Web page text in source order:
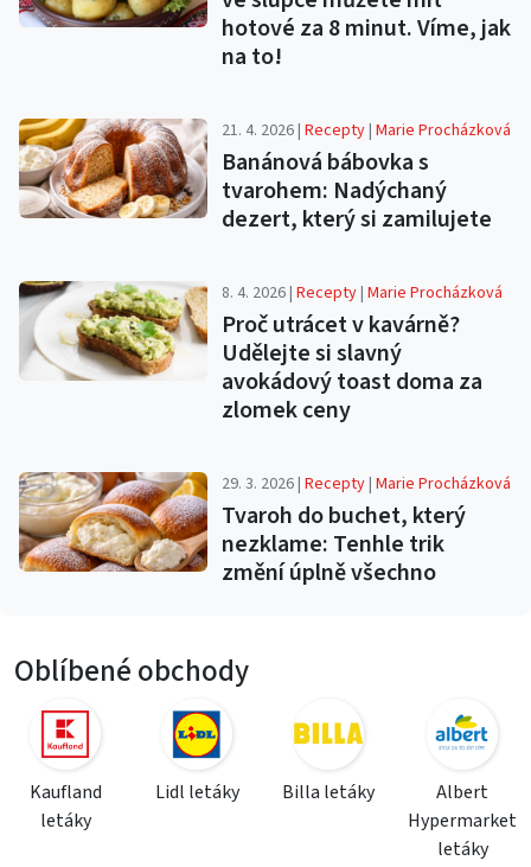
hotové za 8 minut. Víme, jak
na to!
21. 4. 2026 |Recepty|Marie Procházková
Banánová bábovka s
tvarohem: Nadýchaný
dezert, který si zamilujete
8. 4. 2026 |Recepty|Marie Procházková
Proč utrácet v kavárně?
Udělejte si slavný
avokádový toast doma za
zlomek ceny
29. 3. 2026 |Recepty|Marie Procházková
Tvaroh do buchet, který
nezklame: Tenhle trik
změní úplně všechno
Oblíbené obchody
Kaufland
letáky
Lidl letáky Billa letáky
Albert
Hypermarket
letáky